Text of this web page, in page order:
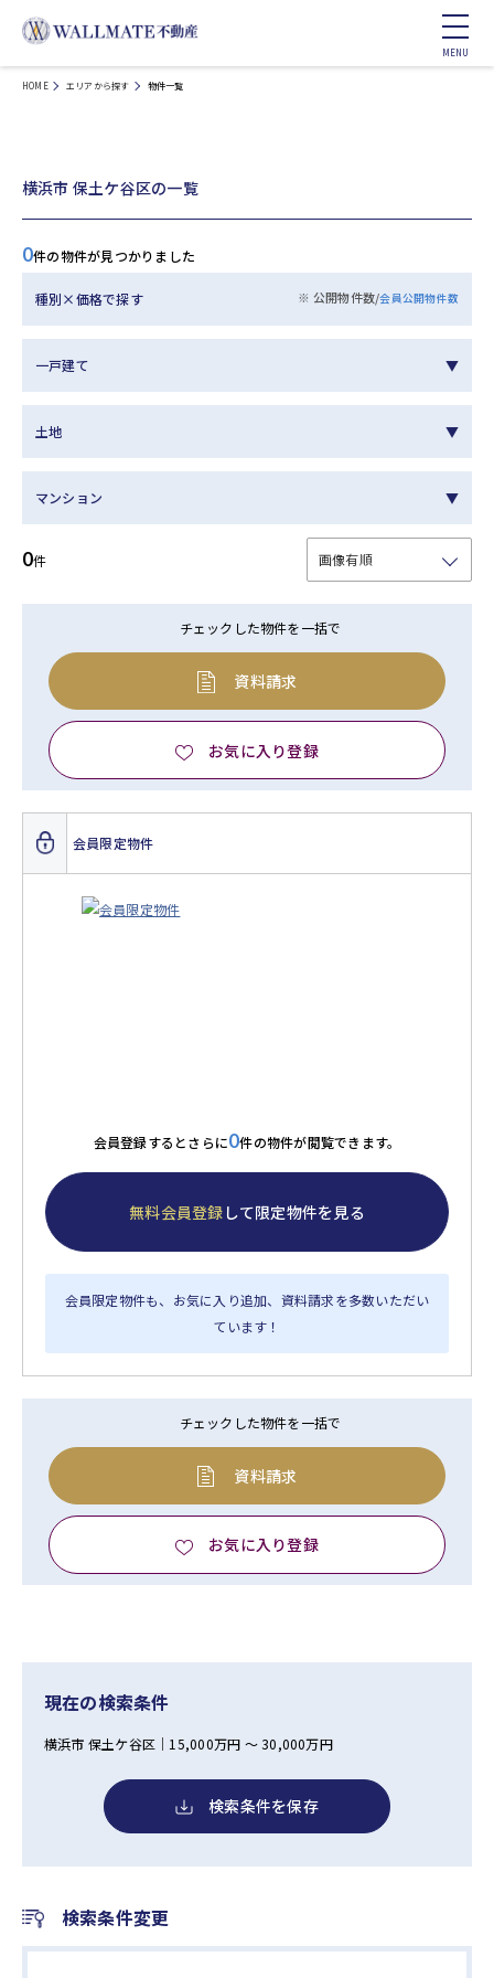
HOME エリアから探す 物件一覧
横浜市 保土ケ谷区の一覧
0件の物件が見つかりました
種別×価格で探す ※ 公開物件数/会員公開物件数
一戸建て
土地
マンション
0件
チェックした物件を一括で
資料請求
お気に入り登録
会員限定物件
会員登録するとさらに0件の物件が閲覧できます。
無料会員登録 して限定物件を見る
会員限定物件も、お気に入り追加、資料請求を多数いただい
ています！
チェックした物件を一括で
資料請求
お気に入り登録
現在の検索条件
横浜市 保土ケ谷区｜15,000万円 ～ 30,000万円
検索条件を保存
検索条件変更